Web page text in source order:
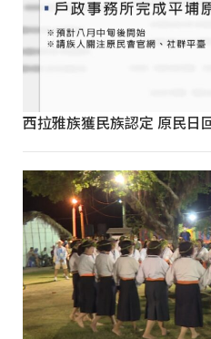
西拉雅族獲民族認定 原民日